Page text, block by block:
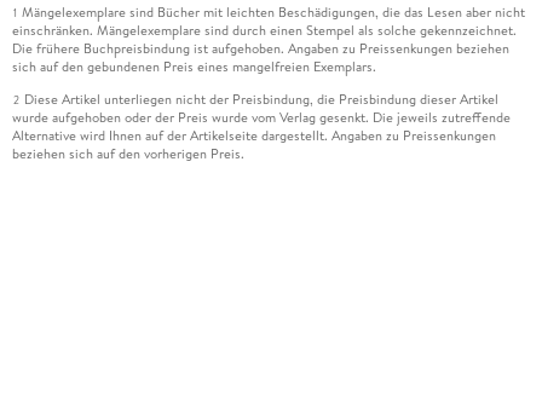
1 Mängelexemplare sind Bücher mit leichten Beschädigungen, die das Lesen aber nicht
einschränken. Mängelexemplare sind durch einen Stempel als solche gekennzeichnet.
Die frühere Buchpreisbindung ist aufgehoben. Angaben zu Preissenkungen beziehen
sich auf den gebundenen Preis eines mangelfreien Exemplars.
2 Diese Artikel unterliegen nicht der Preisbindung, die Preisbindung dieser Artikel
wurde aufgehoben oder der Preis wurde vom Verlag gesenkt. Die jeweils zutreffende
Alternative wird Ihnen auf der Artikelseite dargestellt. Angaben zu Preissenkungen
beziehen sich auf den vorherigen Preis.